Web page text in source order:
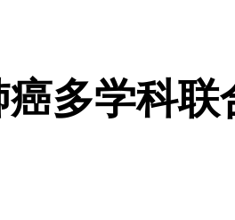
多学科联